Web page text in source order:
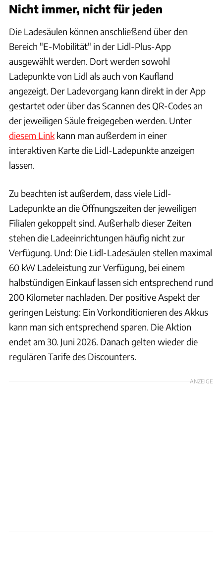
Nicht immer, nicht für jeden
Die Ladesäulen können anschließend über den
Bereich "E-Mobilität" in der Lidl-Plus-App
ausgewählt werden. Dort werden sowohl
Ladepunkte von Lidl als auch von Kaufland
angezeigt. Der Ladevorgang kann direkt in der App
gestartet oder über das Scannen des QR-Codes an
der jeweiligen Säule freigegeben werden. Unter
diesem Link kann man außerdem in einer
interaktiven Karte die Lidl-Ladepunkte anzeigen
lassen.
Zu beachten ist außerdem, dass viele Lidl-
Ladepunkte an die Öffnungszeiten der jeweiligen
Filialen gekoppelt sind. Außerhalb dieser Zeiten
stehen die Ladeeinrichtungen häufig nicht zur
Verfügung. Und: Die Lidl-Ladesäulen stellen maximal
60 kW Ladeleistung zur Verfügung, bei einem
halbstündigen Einkauf lassen sich entsprechend rund
200 Kilometer nachladen. Der positive Aspekt der
geringen Leistung: Ein Vorkonditionieren des Akkus
kann man sich entsprechend sparen. Die Aktion
endet am 30. Juni 2026. Danach gelten wieder die
regulären Tarife des Discounters.
ANZEIGE